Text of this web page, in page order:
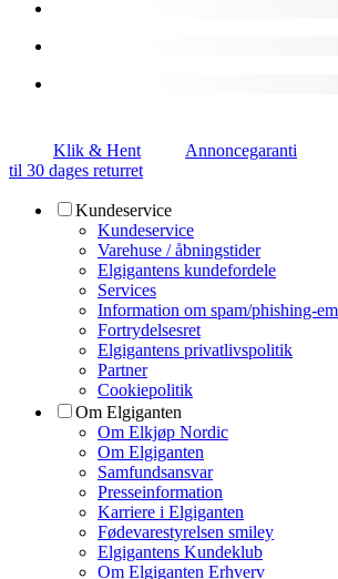
Klik & Hent Annoncegaranti
til 30 dages returret
Kundeservice
Kundeservice
Varehuse / åbningstider
Elgigantens kundefordele
Services
Information om spam/phishing-
Fortrydelsesret
Elgigantens privatlivspolitik
Partner
Cookiepolitik
Om Elgiganten
Om Elkjøp Nordic
Om Elgiganten
Samfundsansvar
Presseinformation
Karriere i Elgiganten
Fødevarestyrelsen smiley
Elgigantens Kundeklub
Om Elgiganten Erhverv